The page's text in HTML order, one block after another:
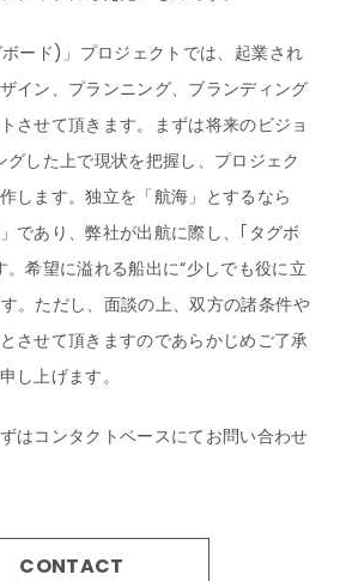
ード)」プロジェクトでは、起業され
イン、プランニング、ブランディング
させて頂きます。 まずは将来のビジョ
した上で現状を把握し、 プロジェク
します。独立を「航海」とするなら
であり、弊社が出航に際し、｢タグボ
。希望に溢れる船出に“少しでも役に立
。 ただし、面談の上、双方の諸条件や
させて頂きますのであらかじめご了承
し上げます。
はコンタクトベースにてお問い合わせ
CONTACT